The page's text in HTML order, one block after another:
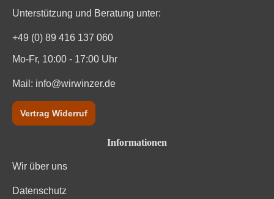
Unterstützung und Beratung unter:
+49 (0) 89 416 137 060
Mo-Fr, 10:00 - 17:00 Uhr
Mail: info@wirwinzer.de
Vertrag Widerruf
Informationen
Wir über uns
Datenschutz